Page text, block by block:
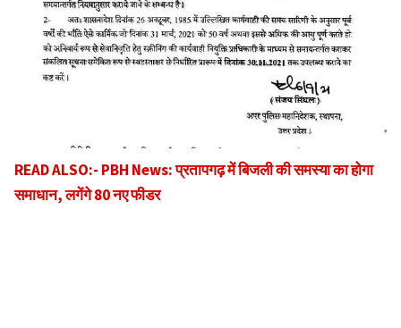
READ ALSO:- PBH News: प्रतापगढ़ में बिजली की समस्या का होगा
समाधान, लगेंगे 80 नए फीडर